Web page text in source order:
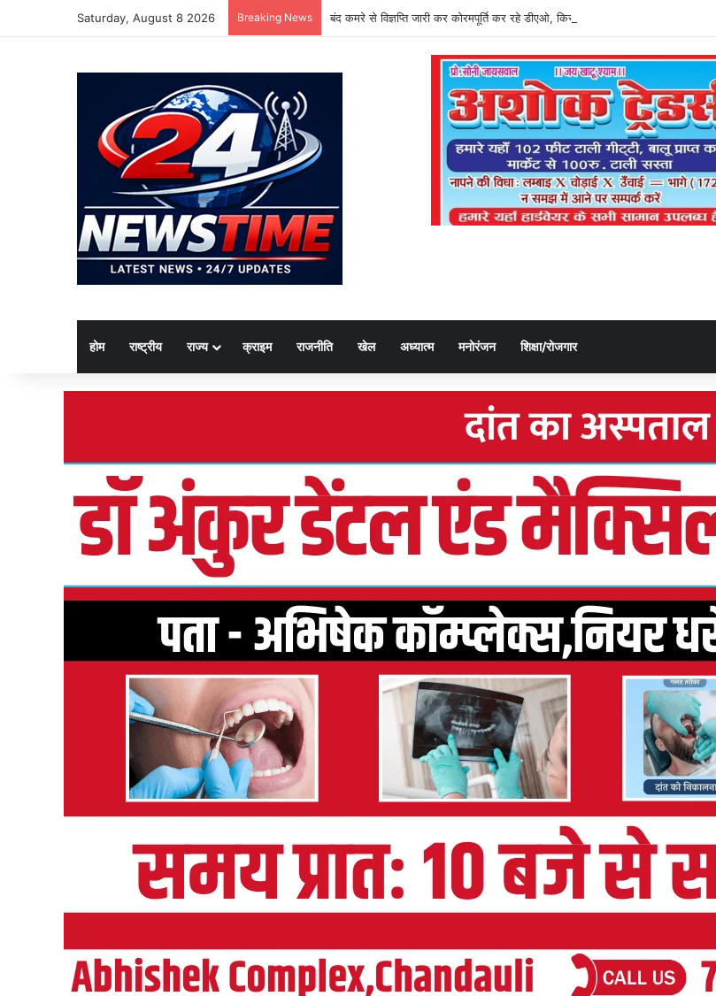
Saturday, August 8 2026 Breaking News बंद कमरे से विज्ञप्ति जारी कर कोरमपूर्ति कर रहे डीएओ, किसानों को लूट रहे निजी दुकानदार
होम राष्ट्रीय राज्य क्राइम राजनीति खेल अध्यात्म मनोरंजन शिक्षा/रोजगार